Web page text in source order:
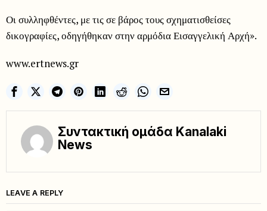
Οι συλληφθέντες, με τις σε βάρος τους σχηματισθείσες
δικογραφίες, οδηγήθηκαν στην αρμόδια Εισαγγελική Αρχή».
www.ertnews.gr
Συντακτική ομάδα Kanalaki
News
LEAVE A REPLY